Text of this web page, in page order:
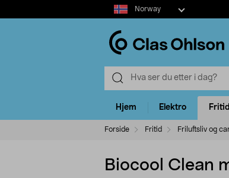
Select
market
Norway
Hjem Elektro Fritid
Forside Fritid Friluftsliv og
Biocool Clean